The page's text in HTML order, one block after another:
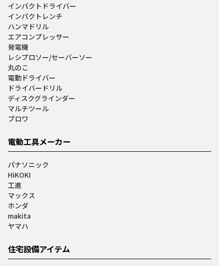
インパクトドライバー
インパクトレンチ
ハンマドリル
エアコンプレッサー
発電機
レシプロソー/セーバーソー
丸のこ
電動ドライバー
ドライバードリル
ディスクグラインダー
マルチツール
ブロワ
電動工具メーカー
パナソニック
HiKOKI
工進
マックス
ホンダ
makita
ヤマハ
住宅設備アイテム